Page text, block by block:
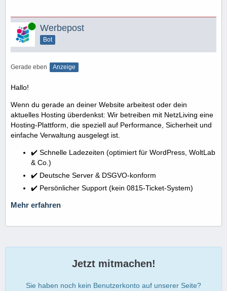
Online Werbepost
Bot
Gerade eben Anzeige
Hallo!
Wenn du gerade an deiner Website arbeitest oder dein
aktuelles Hosting überdenkst: Wir betreiben mit NetzLiving eine
Hosting-Plattform, die speziell auf Performance, Sicherheit und
einfache Verwaltung ausgelegt ist.
✔️ Schnelle Ladezeiten (optimiert für WordPress, WoltLab
& Co.)
✔️ Deutsche Server & DSGVO-konform
✔️ Persönlicher Support (kein 0815-Ticket-System)
Mehr erfahren
Jetzt mitmachen!
Sie haben noch kein Benutzerkonto auf unserer Seite?